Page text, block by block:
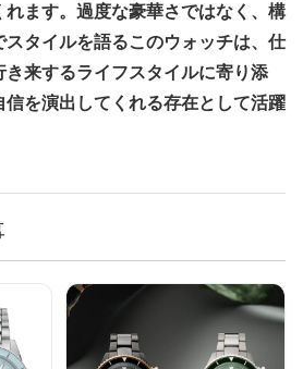
れます。過度な豪華さではなく、構
タイルを語るこのウォッチは、仕
来するライフスタイルに寄り添
信を演出してくれる存在として活躍